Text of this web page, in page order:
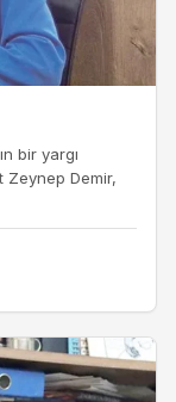
bir yargı
Zeynep Demir,